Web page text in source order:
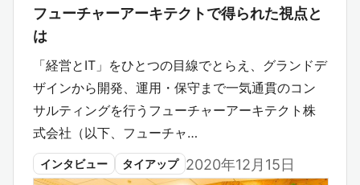
フューチャーアーキテクトで得られた視点と
は
「経営とIT」をひとつの目線でとらえ、グランドデ
ザインから開発、運用・保守まで一気通貫のコン
サルティングを行うフューチャーアーキテクト株
式会社（以下、フューチャ…
インタビュー タイアップ 2020年12月15日